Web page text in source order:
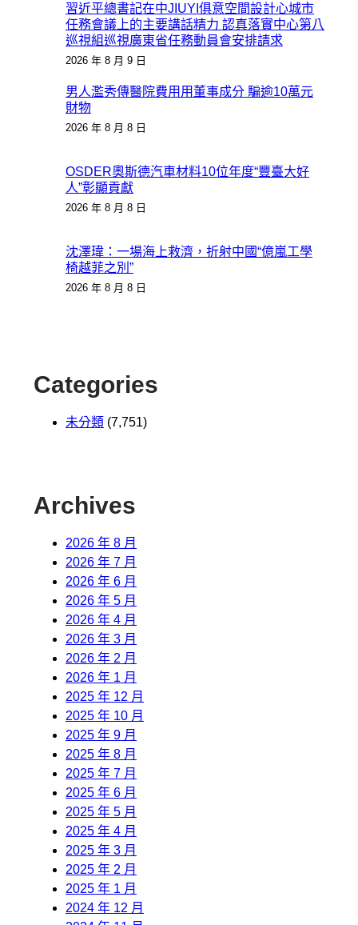
習近平總書記在中JIUYI俱意空間設計心城市
任務會議上的主要講話精力 認真落實中心第八
巡視組巡視廣東省任務動員會安排請求
2026 年 8 月 9 日
男人濫秀傳醫院費用用董事成分 騙逾10萬元
財物
2026 年 8 月 8 日
OSDER奧斯德汽車材料10位年度“豐臺大好
人”彰顯貢獻
2026 年 8 月 8 日
沈澤瑋：一場海上救濟，折射中國“億嵐工學
椅越菲之別”
2026 年 8 月 8 日
Categories
未分類 (7,751)
Archives
2026 年 8 月
2026 年 7 月
2026 年 6 月
2026 年 5 月
2026 年 4 月
2026 年 3 月
2026 年 2 月
2026 年 1 月
2025 年 12 月
2025 年 10 月
2025 年 9 月
2025 年 8 月
2025 年 7 月
2025 年 6 月
2025 年 5 月
2025 年 4 月
2025 年 3 月
2025 年 2 月
2025 年 1 月
2024 年 12 月